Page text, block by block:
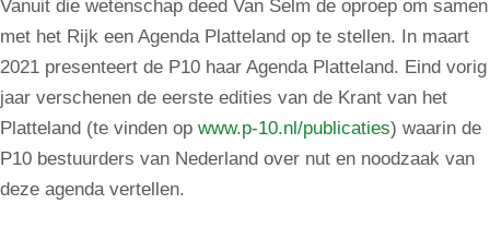
Vanuit die wetenschap deed Van Selm de oproep om samen
met het Rijk een Agenda Platteland op te stellen. In maart
2021 presenteert de P10 haar Agenda Platteland. Eind vorig
jaar verschenen de eerste edities van de Krant van het
Platteland (te vinden op www.p-10.nl/publicaties) waarin de
P10 bestuurders van Nederland over nut en noodzaak van
deze agenda vertellen.